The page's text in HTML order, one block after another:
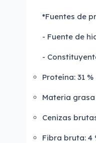
*Fuentes de
- Fuente de
-
Proteína: 31 %
Materia grasa
Cenizas
Fibra bruta: 4